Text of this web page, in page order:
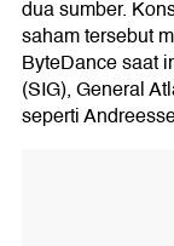
dua sumber.
saham tersebut
ByteDance saat
(SIG), General
seperti